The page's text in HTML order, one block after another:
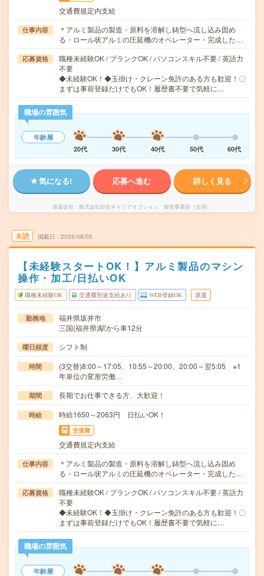
交通費規定内支給
仕事内容
＊アルミ製品の製造・原料を溶解し鋳型へ流し込み固め
る・ロール状アルミの圧延機のオペレーター・完成した…
応募資格
職種未経験OK / ブランクOK / パソコンスキル不要 / 英語力
不要
◆未経験OK！◆玉掛け・クレーン免許のある方も歓迎！〇
まずは事前登録だけでもOK！履歴書不要で気軽に…
職場の雰囲気
年齢層
20代
30代 40代 50代 60代
気になる! 応募へ進む 詳しく見る
派遣会社 株式会社綜合キャリアオプション 製造事業部（全国）
未読 掲載日 2026/08/05
【未経験スタートOK！】アルミ製品のマシン
操作・加工/日払いOK
職種未経験OK 交通費別途支給あり WEB登録OK 派遣
勤務地
福井県坂井市
三国(福井県)駅から車12分
曜日頻度 シフト制
時間
(3交替)8:00～17:05、10:55～20:00、20:00～翌5:05 ※1
年単位の変形労働…
期間 長期でお仕事できる方、大歓迎！
時給 時給1650～2063円 日払いOK！
交通費
交通費規定内支給
仕事内容
＊アルミ製品の製造・原料を溶解し鋳型へ流し込み固め
る・ロール状アルミの圧延機のオペレーター・完成した…
応募資格
職種未経験OK / ブランクOK / パソコンスキル不要 / 英語力
不要
◆未経験OK！◆玉掛け・クレーン免許のある方も歓迎！〇
まずは事前登録だけでもOK！履歴書不要で気軽に…
職場の雰囲気
年齢層